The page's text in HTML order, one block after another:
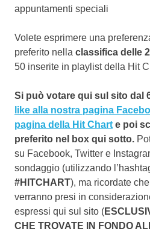
appuntamenti speciali
Volete esprimere una
preferito nella classifica delle
50 inserite in playlist della Hit
Si può votare qui sul sito dal
like alla nostra pagina
pagina della Hit Chart e poi
preferito nel box qui sotto.
su Facebook, Twitter e
sondaggio (utilizzando
#HITCHART), ma ricordate
verranno presi in
espressi qui sul sito (
CHE TROVATE IN FONDO